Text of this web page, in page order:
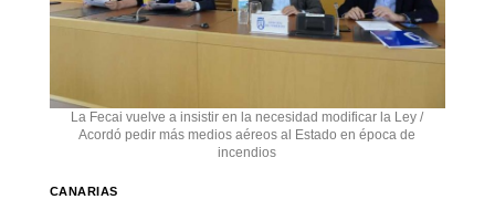
La Fecai vuelve a insistir en la necesidad modificar la Ley /
Acordó pedir más medios aéreos al Estado en época de
incendios
CANARIAS